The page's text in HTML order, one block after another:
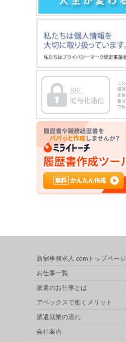
新宿事務求人.comトップページ
お仕事一覧
派遣のお仕事とは
アペックスで働くメリット
派遣就業の流れ
会社案内